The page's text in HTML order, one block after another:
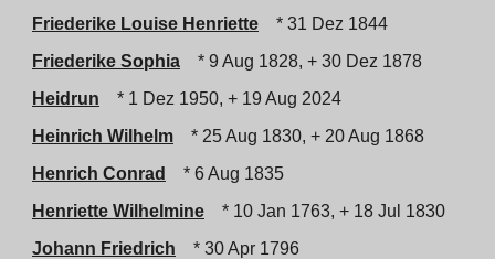
Friederike Louise Henriette
* 31 Dez 1844
Friederike Sophia
* 9 Aug 1828, + 30 Dez 1878
Heidrun
* 1 Dez 1950, + 19 Aug 2024
Heinrich Wilhelm
* 25 Aug 1830, + 20 Aug 1868
Henrich Conrad
* 6 Aug 1835
Henriette Wilhelmine
* 10 Jan 1763, + 18 Jul 1830
Johann Friedrich
* 30 Apr 1796